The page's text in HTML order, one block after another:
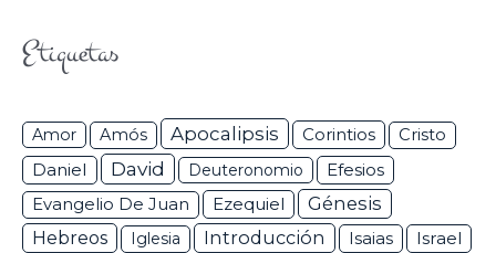
Etiquetas
Amor Amós Apocalipsis Corintios Cristo
Daniel David Deuteronomio Efesios
Evangelio De Juan Ezequiel
Génesis
Hebreos
Iglesia Introducción Isaias Israel